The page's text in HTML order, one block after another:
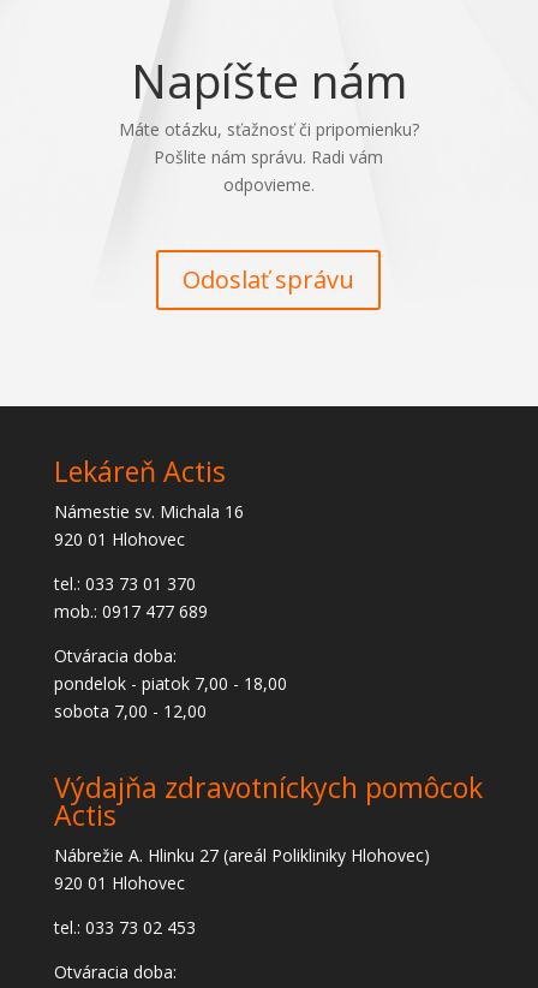
Napíšte nám
Máte otázku, sťažnosť či pripomienku?
Pošlite nám správu. Radi vám
odpovieme.
Odoslať správu
Lekáreň Actis
Námestie sv. Michala 16
920 01 Hlohovec
tel.: 033 73 01 370
mob.: 0917 477 689
Otváracia doba:
pondelok - piatok 7,00 - 18,00
sobota 7,00 - 12,00
Výdajňa zdravotníckych pomôcok
Actis
Nábrežie A. Hlinku 27 (areál Polikliniky Hlohovec)
920 01 Hlohovec
tel.: 033 73 02 453
Otváracia doba: